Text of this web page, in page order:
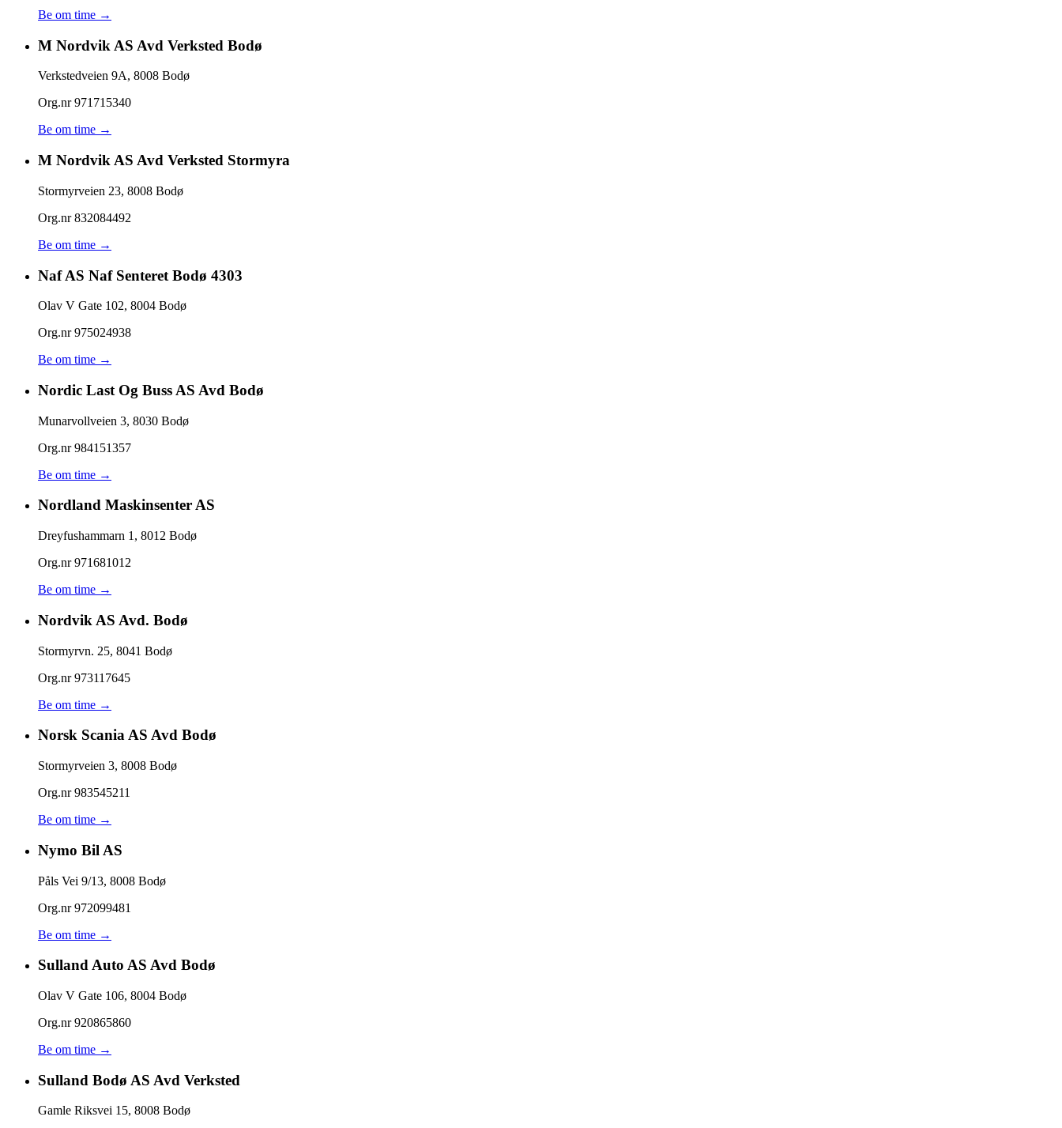
Be om time →
M Nordvik AS Avd Verksted Bodø
Verkstedveien 9A, 8008 Bodø
Org.nr971715340
Be om time →
M Nordvik AS Avd Verksted Stormyra
Stormyrveien 23, 8008 Bodø
Org.nr832084492
Be om time →
Naf AS Naf Senteret Bodø 4303
Olav V Gate 102, 8004 Bodø
Org.nr975024938
Be om time →
Nordic Last Og Buss AS Avd Bodø
Munarvollveien 3, 8030 Bodø
Org.nr984151357
Be om time →
Nordland Maskinsenter AS
Dreyfushammarn 1 , 8012 Bodø
Org.nr971681012
Be om time →
Nordvik AS Avd. Bodø
Stormyrvn. 25, 8041 Bodø
Org.nr973117645
Be om time →
Norsk Scania AS Avd Bodø
Stormyrveien 3, 8008 Bodø
Org.nr983545211
Be om time →
Nymo Bil AS
Påls Vei 9/13, 8008 Bodø
Org.nr972099481
Be om time →
Sulland Auto AS Avd Bodø
Olav V Gate 106, 8004 Bodø
Org.nr920865860
Be om time →
Sulland Bodø AS Avd Verksted
Gamle Riksvei 15, 8008 Bodø